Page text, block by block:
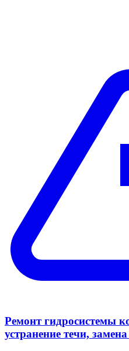
Ремонт гидросистемы
устранение течи,